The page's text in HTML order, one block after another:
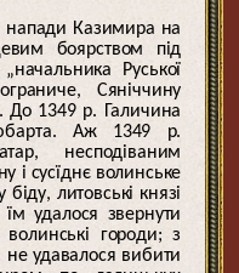
Казимира на
боярством під
Руської
Сяніччину
До 1349 р. Галичина
Аж 1349 р.
несподіваним
і сусїднє волинське
литовські князі
удалося звернути
городи; з
удавалося вибити